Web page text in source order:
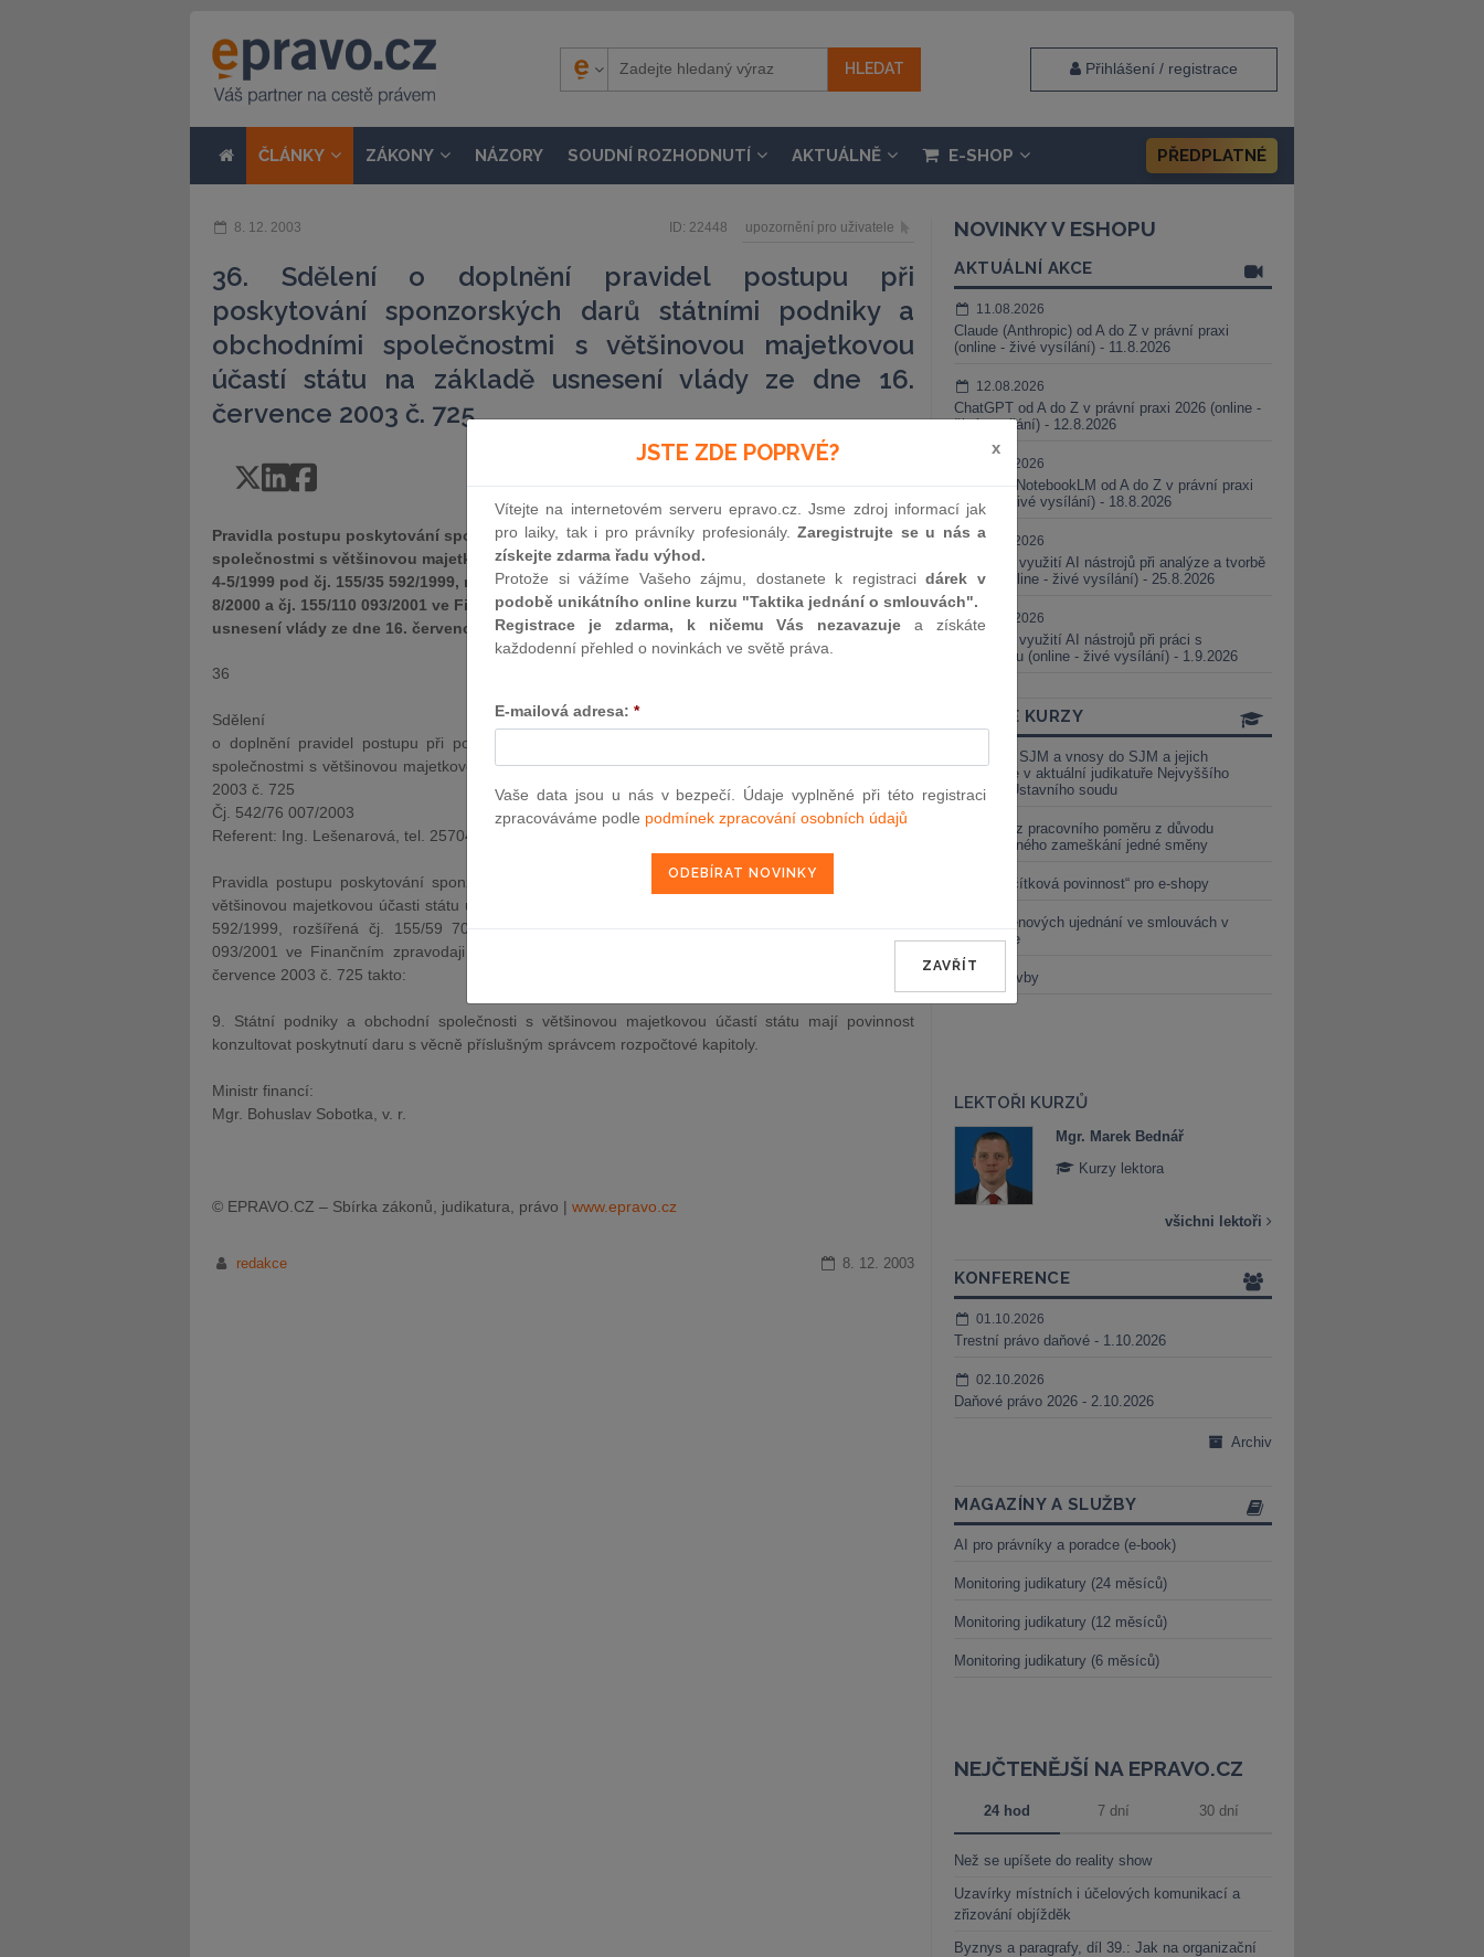
Přihlášení / registrace
ČLÁNKY ZÁKONY NÁZORY SOUDNÍ ROZHODNUTÍ AKTUÁLNĚ E-SHOP PŘEDPLATNÉ
8. 12. 2003 ID: 22448 upozornění pro uživatele
36. Sdělení o doplnění pravidel postupu při
poskytování sponzorských darů státními podniky a
obchodními společnostmi s většinovou majetkovou
účastí státu na základě usnesení vlády ze dne 16.
července 2003 č. 725
Pravidla postupu poskytování sponzorských darů státními podniky a obchodními
společnostmi s většinovou majetkovou účasti státu uveřejněná ve Finančním zpravodaji č.
4-5/1999 pod čj. 155/35 592/1999, rozšířená čj. 155/59 703/2000 ve Finančním zpravodaji č. 7-
8/2000 a čj. 155/110 093/2001 ve Finančním zpravodaji č. 2/2002 se doplňují ve smyslu
usnesení vlády ze dne 16. července 2003 č. 725 takto
36
Sdělení
o doplnění pravidel postupu při poskytování sponzorských darů státními podniky a obchodními
společnostmi s většinovou majetkovou účastí státu na základě usnesení vlády ze dne 16. července
2003 č. 725
Čj. 542/76 007/2003
Referent: Ing. Lešenarová, tel. 25704 2808
Pravidla postupu poskytování sponzorských darů státními podniky a obchodními společnostmi s
většinovou majetkovou účasti státu uveřejněná ve Finančním zpravodaji č. 4-5/1999 pod čj. 155/35
592/1999, rozšířená čj. 155/59 703/2000 ve Finančním zpravodaji č. 7-8/2000 a čj. 155/110
093/2001 ve Finančním zpravodaji č. 2/2002 se doplňují ve smyslu usnesení vlády ze dne 16.
července 2003 č. 725 takto:
9. Státní podniky a obchodní společnosti s většinovou majetkovou účastí státu mají povinnost
konzultovat poskytnutí daru s věcně příslušným správcem rozpočtové kapitoly.
Ministr financí:
Mgr. Bohuslav Sobotka, v. r.
© EPRAVO.CZ – Sbírka zákonů, judikatura, právo | www.epravo.cz
redakce 8. 12. 2003
NOVINKY V ESHOPU
AKTUÁLNÍ AKCE
11.08.2026
Claude (Anthropic) od A do Z v právní praxi
(online - živé vysílání) - 11.8.2026
12.08.2026
ChatGPT od A do Z v právní praxi 2026 (online -
živé vysílání) - 12.8.2026
18.08.2026
Gemini a NotebookLM od A do Z v právní praxi
(online - živé vysílání) - 18.8.2026
25.08.2026
Praktické využití AI nástrojů při analýze a tvorbě
smluv (online - živé vysílání) - 25.8.2026
01.09.2026
Praktické využití AI nástrojů při práci s
judikaturou (online - živé vysílání) - 1.9.2026
ONLINE KURZY
Vnosy ze SJM a vnosy do SJM a jejich
valorizace v aktuální judikatuře Nejvyššího
soudu a Ústavního soudu
Výpověď z pracovního poměru z důvodu
neomluveného zameškání jedné směny
Nová „tlačítková povinnost“ pro e-shopy
Změna cenových ujednání ve smlouvách v
energetice
Černé stavby
LEKTOŘI KURZŮ
Mgr. Marek Bednář
Kurzy lektora
všichni lektoři
KONFERENCE
01.10.2026
Trestní právo daňové - 1.10.2026
02.10.2026
Daňové právo 2026 - 2.10.2026
Archiv
MAGAZÍNY A SLUŽBY
AI pro právníky a poradce (e-book)
Monitoring judikatury (24 měsíců)
Monitoring judikatury (12 měsíců)
Monitoring judikatury (6 měsíců)
NEJČTENĚJŠÍ NA EPRAVO.CZ
24 hod 7 dní 30 dní
Než se upíšete do reality show
Uzavírky místních i účelových komunikací a
zřizování objížděk
Byznys a paragrafy, díl 39.: Jak na organizační
JSTE ZDE POPRVÉ? x
Vítejte na internetovém serveru epravo.cz. Jsme zdroj informací jak
pro laiky, tak i pro právníky profesionály.Zaregistrujte se u nás a
získejte zdarma řadu výhod.
Protože si vážíme Vašeho zájmu, dostanete k registracidárek v
podobě unikátního online kurzu "Taktika jednání o smlouvách".
Registrace je zdarma, k ničemu Vás nezavazuje a získáte
každodenní přehled o novinkách ve světě práva.
E-mailová adresa: *
Vaše data jsou u nás v bezpečí. Údaje vyplněné při této registraci
zpracováváme podle podmínek zpracování osobních údajů
ZAVŘÍT